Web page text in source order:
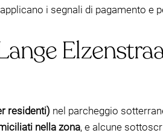
i segnali di pagamento e
residenti) nel parcheggio
nella zona, e alcune